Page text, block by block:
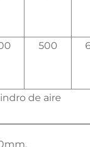
500
de aire